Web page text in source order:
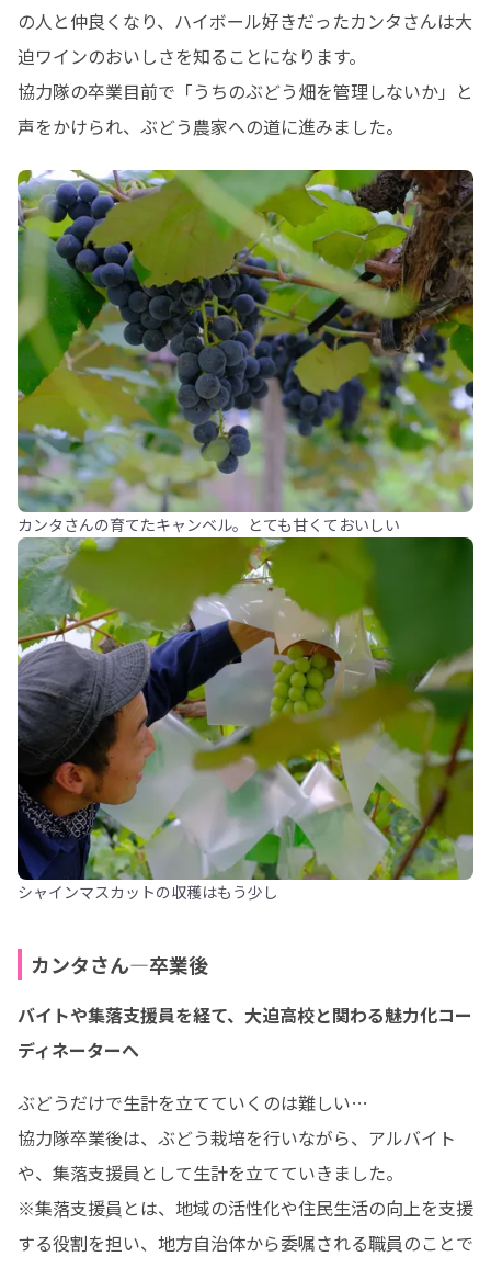
の人と仲良くなり、ハイボール好きだったカンタさんは大
迫ワインのおいしさを知ることになります。
協力隊の卒業目前で「うちのぶどう畑を管理しないか」と
声をかけられ、ぶどう農家への道に進みました。
カンタさんの育てたキャンベル。とても甘くておいしい
シャインマスカットの収穫はもう少し
カンタさん―卒業後
バイトや集落支援員を経て、大迫高校と関わる魅力化コー
ディネーターへ
ぶどうだけで生計を立てていくのは難しい…
協力隊卒業後は、ぶどう栽培を行いながら、アルバイト
や、集落支援員として生計を立てていきました。
※集落支援員とは、地域の活性化や住民生活の向上を支援
する役割を担い、地方自治体から委嘱される職員のことで